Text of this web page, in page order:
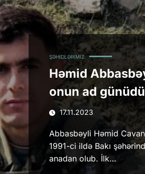
ŞƏHIDLƏRIMIZ
Həmid
onun ad
17.11.2023
Abbasbəyli Həmid
1991-ci ildə Bakı
anadan olub. İlk…